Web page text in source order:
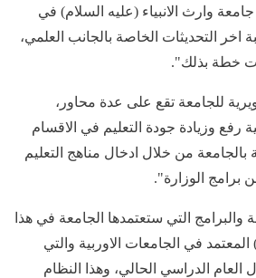
جامعة وارث الانبياء (عليه السلام) في
اخر التحديثات الخاصة بالجانب العلمي،
خطة بذلك".
للجامعة تقع على عدة محاور،
رفع وزيادة جودة التعليم في الاقسام
بالجامعة من خلال ادخال مناهج التعليم
برامج الوزارة".
التي ستعتمدها الجامعة في هذا
المعتمد في الجامعات الاوربية والتي
الدراسي الحالي، وهذا النظام